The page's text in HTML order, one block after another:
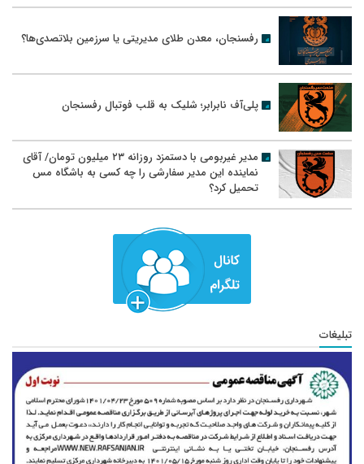
رفسنجان، معدن طلای مدیریتی یا سرزمین بلاتصدی‌ها؟
پلی‌آف نابرابر؛ شلیک به قلب فوتبال رفسنجان
مدیر غیربومی با دستمزد روزانه ۲۳ میلیون تومان/ آقای
نماینده این مدیر سفارشی را چه کسی به باشگاه مس
تحمیل کرد؟
تبلیغات